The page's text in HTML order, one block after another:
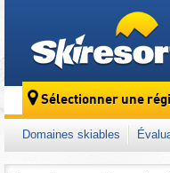
Sélectionner une
Domaines skiables